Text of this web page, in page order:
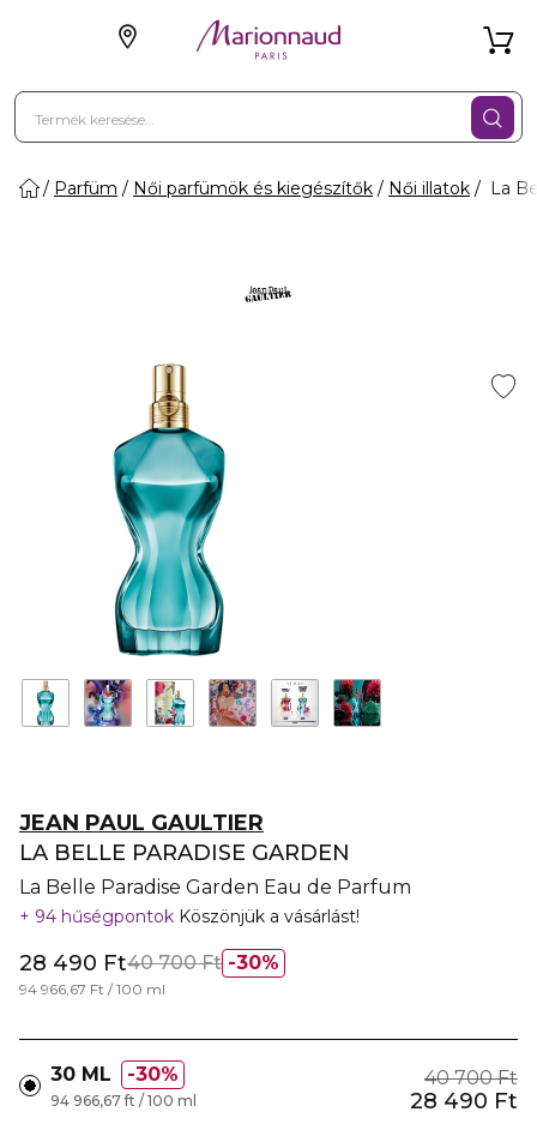
Parfüm Női parfümök és kiegészítők Női illatok La
JEAN PAUL GAULTIER
LA BELLE PARADISE GARDEN
La Belle Paradise Garden Eau de Parfum
94 hűségpontok Köszönjük a vásárlást!
30%
28 490 Ft40 700 Ft
94 966,67 Ft / 100 ml
30 ML 30% 40 700 Ft
28 490 Ft
94 966,67 ft / 100 ml